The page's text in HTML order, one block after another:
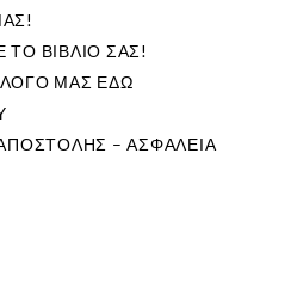
ΒΙΒΛΙΟ ΣΑΣ!
ΜΑΣ ΕΔΩ
– ΑΣΦΑΛΕΙΑ